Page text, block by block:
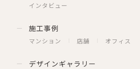
インタビュー
施工事例
マンション 店舗 オフィス
デザインギャラリー